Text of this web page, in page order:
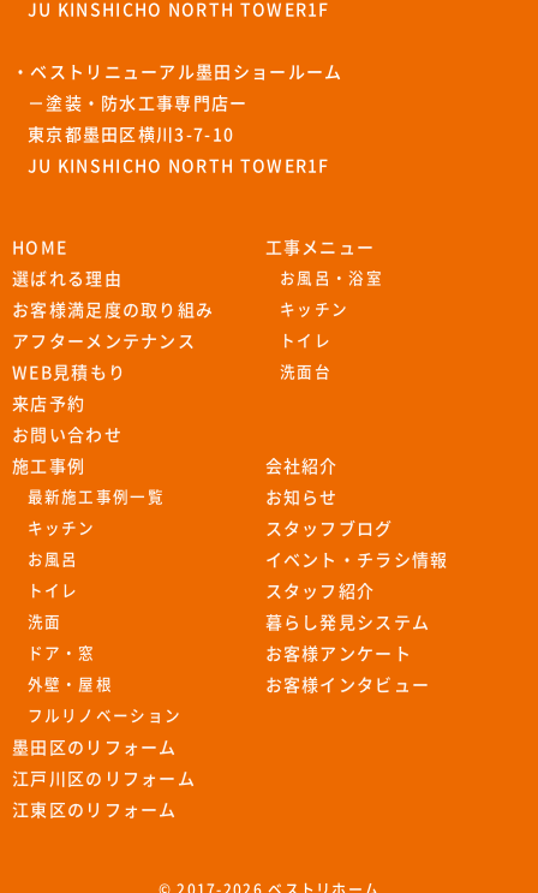
JU KINSHICHO NORTH TOWER1F
・ベストリニューアル墨田ショールーム
－塗装・防水工事専門店ー
東京都墨田区横川3-7-10
JU KINSHICHO NORTH TOWER1F
HOME
選ばれる理由
お客様満足度の取り組み
アフターメンテナンス
WEB見積もり
来店予約
お問い合わせ
工事メニュー
お風呂・浴室
キッチン
トイレ
洗面台
施工事例
最新施工事例一覧
キッチン
お風呂
トイレ
洗面
ドア・窓
外壁・屋根
フルリノベーション
会社紹介
お知らせ
スタッフブログ
イベント・チラシ情報
スタッフ紹介
暮らし発見システム
お客様アンケート
お客様インタビュー
墨田区のリフォーム
江戸川区のリフォーム
江東区のリフォーム
© 2017-2026 ベストリホーム